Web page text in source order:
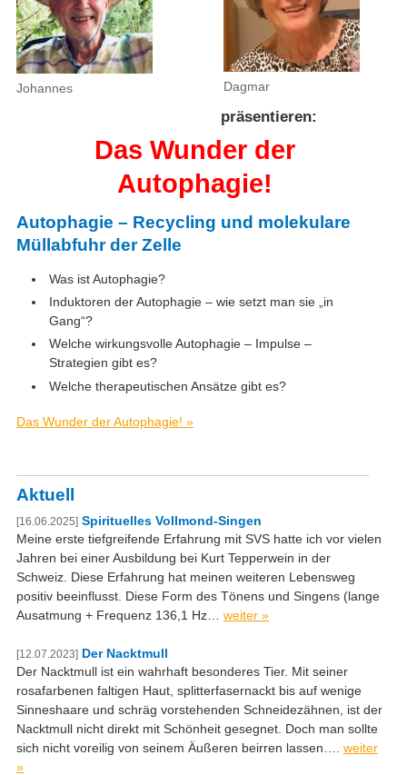
Johannes Dagmar
präsentieren:
Das Wunder der
Autophagie!
Autophagie – Recycling und molekulare
Müllabfuhr der Zelle
Was ist Autophagie?
Induktoren der Autophagie – wie setzt man sie „in
Gang“?
Welche wirkungsvolle Autophagie – Impulse –
Strategien gibt es?
Welche therapeutischen Ansätze gibt es?
Das Wunder der Autophagie! »
Aktuell
[16.06.2025]Spirituelles Vollmond-Singen
Meine erste tiefgreifende Erfahrung mit SVS hatte ich vor vielen
Jahren bei einer Ausbildung bei Kurt Tepperwein in der
Schweiz. Diese Erfahrung hat meinen weiteren Lebensweg
positiv beeinflusst. Diese Form des Tönens und Singens (lange
Ausatmung + Frequenz 136,1 Hz… weiter »
[12.07.2023]Der Nacktmull
Der Nacktmull ist ein wahrhaft besonderes Tier. Mit seiner
rosafarbenen faltigen Haut, splitterfasernackt bis auf wenige
Sinneshaare und schräg vorstehenden Schneidezähnen, ist der
Nacktmull nicht direkt mit Schönheit gesegnet. Doch man sollte
sich nicht voreilig von seinem Äußeren beirren lassen…. weiter
»